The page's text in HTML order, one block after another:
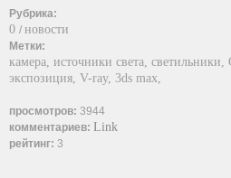
Рубрика:
0 / новости
Метки:
камера, источники света, светильники,
экспозиция, V-ray, 3ds max,
просмотров: 3944
комментариев: Link
рейтинг: 3